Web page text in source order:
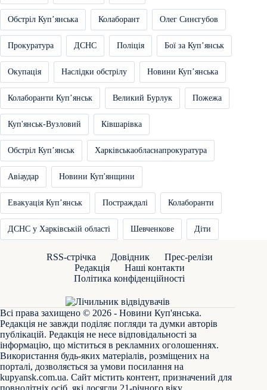
Обстріл Купʼянська Колаборант Олег Синєгубов
Прокуратура ДСНС Поліція Бої за Купʼянськ
Окупація Наслідки обстрілу Новини Купʼянська
Колаборанти Купʼянськ Великий Бурлук Пожежа
Куп'янськ-Вузловий Ківшарівка
Обстріл Купʼянськ Харківськаобласнапрокуратура
Авіаудар Новини Куп'янщини
Евакуація Купʼянськ Постраждалі Колаборанти
ДСНС у Харківській області Шевченкове Діти
RSS-стрічка Довідник
Прес-релізи
Редакція
Наші контакти
Політика конфіденційності
Всі права захищено © 2026 - Новини Куп'янська.
Редакція не завжди поділяє погляди та думки авторів
публікацій. Редакція не несе відповідальності за
інформацію, що міститься в рекламних оголошеннях.
Використання будь-яких матеріалів, розміщених на
порталі, дозволяється за умови посилання на
kupyansk.com.ua. Сайт містить контент, призначений для
повнолітніх осіб, які досягли 21-річного віку.